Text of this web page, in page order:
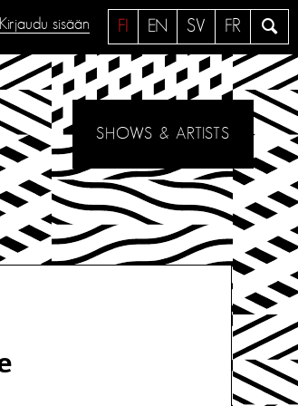
a
e
FI EN SV FR
Kirjaudu sisään
SHOWS & ARTISTS